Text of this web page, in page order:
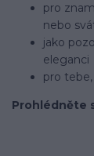
pro
nebo
jako
eleganci
pro
Prohlédněte